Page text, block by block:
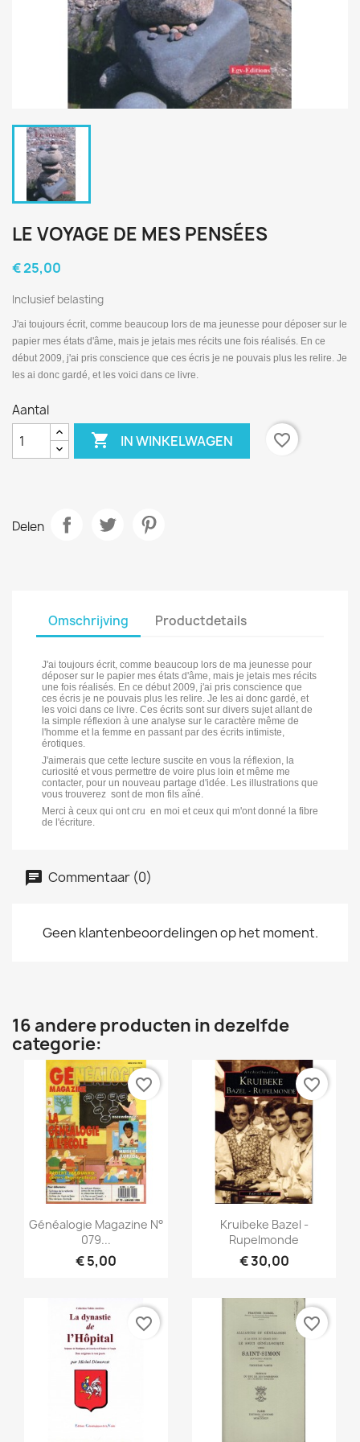
LE VOYAGE DE MES PENSÉES
€ 25,00
Inclusief belasting
J'ai toujours écrit, comme beaucoup lors de ma jeunesse pour déposer sur le
papier mes états d'âme, mais je jetais mes récits une fois réalisés. En ce
début 2009, j'ai pris conscience que ces écris je ne pouvais plus les relire. Je
les ai donc gardé, et les voici dans ce livre.
Aantal
 IN WINKELWAGEN favorite_border
Delen
Omschrijving Productdetails
J'ai toujours écrit, comme beaucoup lors de ma jeunesse pour
déposer sur le papier mes états d'âme, mais je jetais mes récits
une fois réalisés. En ce début 2009, j'ai pris conscience que
ces écris je ne pouvais plus les relire. Je les ai donc gardé, et
les voici dans ce livre. Ces écrits sont sur divers sujet allant de
la simple réflexion à une analyse sur le caractère même de
l'homme et la femme en passant par des écrits intimiste,
érotiques.
J'aimerais que cette lecture suscite en vous la réflexion, la
curiosité et vous permettre de voire plus loin et même me
contacter, pour un nouveau partage d'idée. Les illustrations que
vous trouverez sont de mon fils aîné.
Merci à ceux qui ont cru en moi et ceux qui m'ont donné la fibre
de l'écriture.
Commentaar (0)
Geen klantenbeoordelingen op het moment.
16 andere producten in dezelfde
categorie:
Snel bekijken
Généalogie Magazine N°
079...
€ 5,00
favorite_border
Snel bekijken
Kruibeke Bazel -
Rupelmonde
€ 30,00
favorite_border
favorite_border favorite_border